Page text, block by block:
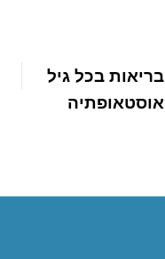
בריאות בכל גיל
אוסטאופתיה